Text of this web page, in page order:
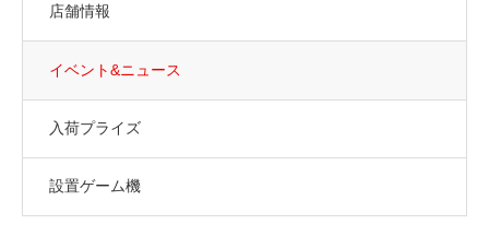
店舗情報
イベント&ニュース
入荷プライズ
設置ゲーム機